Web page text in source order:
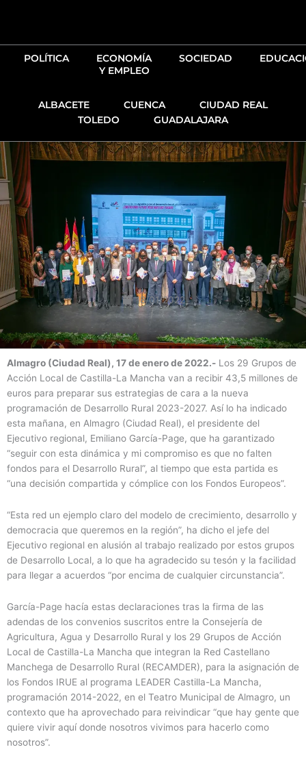
POLÍTICA
ECONOMÍA
Y EMPLEO
SOCIEDAD
ALBACETE CUENCA
CIUDAD REAL
TOLEDO
GUADALAJARA
18/01/2022
Almagro (Ciudad Real), 17 de enero de 2022.- Los 29 Grupos de
Acción Local de Castilla-La Mancha van a recibir 43,5 millones de
euros para preparar sus estrategias de cara a la nueva
programación de Desarrollo Rural 2023-2027. Así lo ha indicado
esta mañana, en Almagro (Ciudad Real), el presidente del
Ejecutivo regional, Emiliano García-Page, que ha garantizado
“seguir con esta dinámica y mi compromiso es que no falten
fondos para el Desarrollo Rural”, al tiempo que esta partida es
“una decisión compartida y cómplice con los Fondos Europeos”.
“Esta red un ejemplo claro del modelo de crecimiento, desarrollo y
democracia que queremos en la región”, ha dicho el jefe del
Ejecutivo regional en alusión al trabajo realizado por estos grupos
de Desarrollo Local, a lo que ha agradecido su tesón y la facilidad
para llegar a acuerdos “por encima de cualquier circunstancia”.
García-Page hacía estas declaraciones tras la firma de las
adendas de los convenios suscritos entre la Consejería de
Agricultura, Agua y Desarrollo Rural y los 29 Grupos de Acción
Local de Castilla-La Mancha que integran la Red Castellano
Manchega de Desarrollo Rural (RECAMDER), para la asignación de
los Fondos IRUE al programa LEADER Castilla-La Mancha,
programación 2014-2022, en el Teatro Municipal de Almagro, un
contexto que ha aprovechado para reivindicar “que hay gente que
quiere vivir aquí donde nosotros vivimos para hacerlo como
nosotros”.